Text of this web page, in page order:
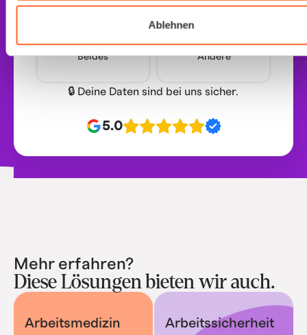
Ablehnen
Beides Andere
🔒 Deine Daten sind bei uns sicher.
5.0
Mehr erfahren?
Diese Lösungen bieten wir auch.
Arbeitsmedizin Arbeitssicherheit